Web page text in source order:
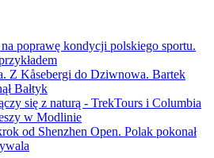
poprawę kondycji polskiego sportu.
Z Kåsebergi do Dziwnowa. Bartek
Bałtyk
się z naturą - TrekTours i Columbia
w Modlinie
od Shenzhen Open. Polak pokonał